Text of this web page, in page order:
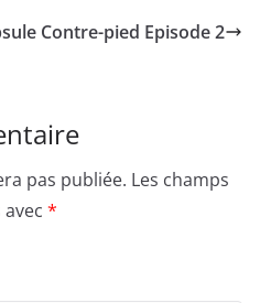
Contre-pied Episode 2
pas publiée. Les champs
*